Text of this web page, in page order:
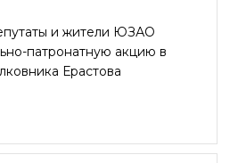
и жители ЮЗАО
патронатную акцию в
Ерастова